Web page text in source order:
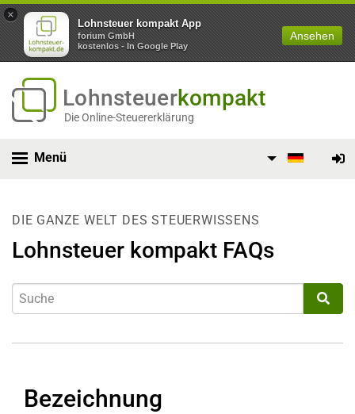
×
Lohnsteuer kompakt App
forium GmbH
kostenlos - In Google Play
Ansehen
Lohnsteuerkompakt
Die Online-Steuererklärung
Menü
DIE GANZE WELT DES STEUERWISSENS
Lohnsteuer kompakt FAQs
Bezeichnung